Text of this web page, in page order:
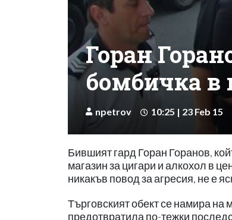
Горан
бомбичка в
npetrov 10:25 | 23 Feb 15
Бившият гард Горан Горанов,
магазин за цигари и алкохол в
никакъв повод за агресия, не е
Търговският обект се намира
предотвратила по-тежки